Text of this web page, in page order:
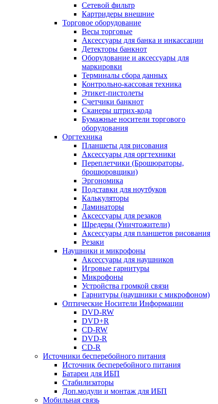
Сетевой фильтр
Картридеры внешние
Торговое оборудование
Весы торговые
Аксессуары для банка и инкассации
Детекторы банкнот
Оборудование и аксессуары для
маркировки
Терминалы сбора данных
Контрольно-кассовая техника
Этикет-пистолеты
Счетчики банкнот
Сканеры штрих-кода
Бумажные носители торгового
оборудования
Оргтехника
Планшеты для рисования
Аксессуары для оргтехники
Переплетчики (Брошюраторы,
брошюровщики)
Эргономика
Подставки для ноутбуков
Калькуляторы
Ламинаторы
Аксессуары для резаков
Шредеры (Уничтожители)
Аксессуары для планшетов рисования
Резаки
Наушники и микрофоны
Аксессуары для наушников
Игровые гарнитуры
Микрофоны
Устройства громкой связи
Гарнитуры (наушники с микрофоном)
Оптические Носители Информации
DVD-RW
DVD+R
CD-RW
DVD-R
CD-R
Источники бесперебойного питания
Источник бесперебойного питания
Батареи для ИБП
Стабилизаторы
Доп.модули и монтаж для ИБП
Мобильная связь